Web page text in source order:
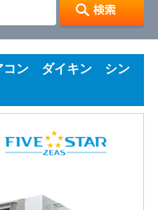
コン ダイキン シン